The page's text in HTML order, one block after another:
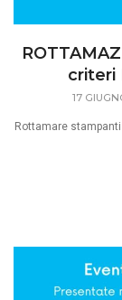
criteri
17
Rottamare